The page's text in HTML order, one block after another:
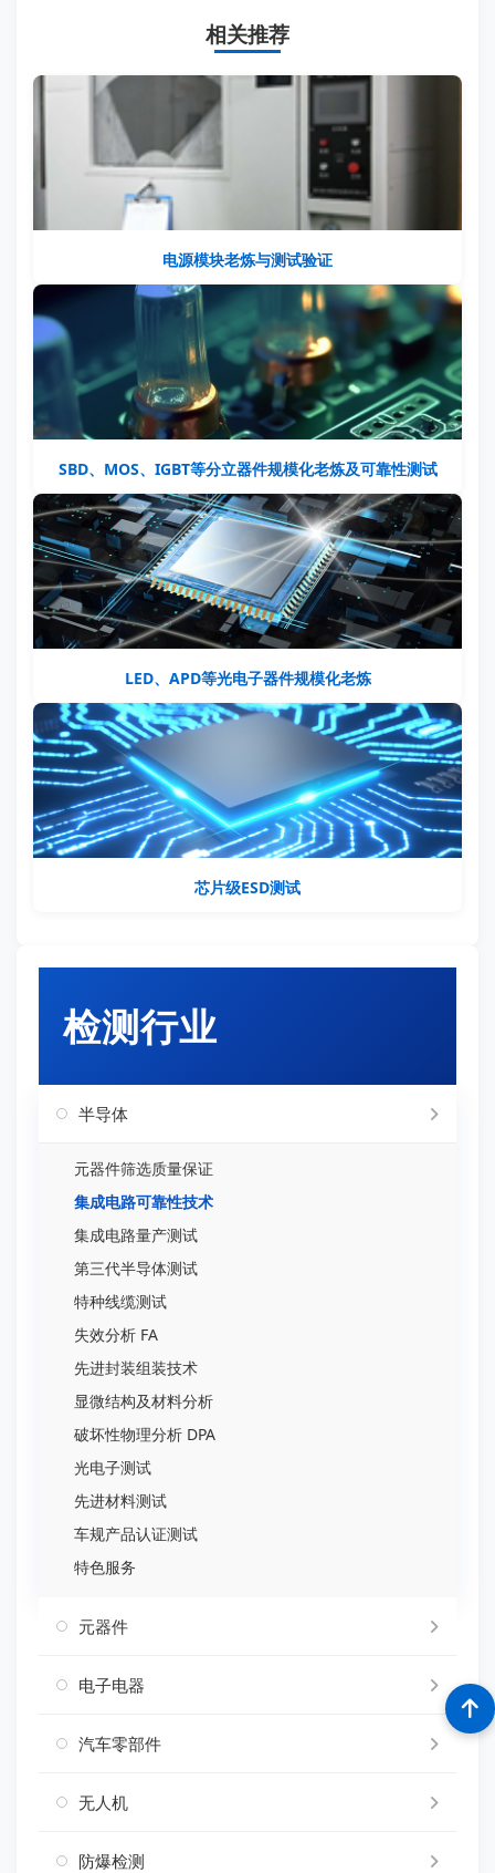
相关推荐
电源模块老炼与测试验证
SBD、MOS、IGBT等分立器件规模化老炼及可靠性测试
LED、APD等光电子器件规模化老炼
芯片级ESD测试
检测行业
半导体
元器件筛选质量保证
集成电路可靠性技术
集成电路量产测试
第三代半导体测试
特种线缆测试
失效分析 FA
先进封装组装技术
显微结构及材料分析
破坏性物理分析 DPA
光电子测试
先进材料测试
车规产品认证测试
特色服务
元器件
电子电器
汽车零部件
无人机
防爆检测